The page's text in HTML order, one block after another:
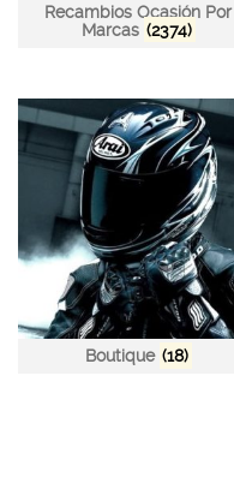
Recambios Ocasión Por
Marcas (2374)
Boutique (18)